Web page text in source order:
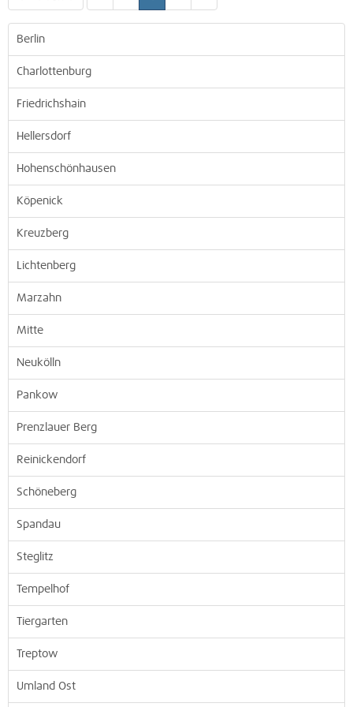
Berlin
Charlottenburg
Friedrichshain
Hellersdorf
Hohenschönhausen
Köpenick
Kreuzberg
Lichtenberg
Marzahn
Mitte
Neukölln
Pankow
Prenzlauer Berg
Reinickendorf
Schöneberg
Spandau
Steglitz
Tempelhof
Tiergarten
Treptow
Umland Ost